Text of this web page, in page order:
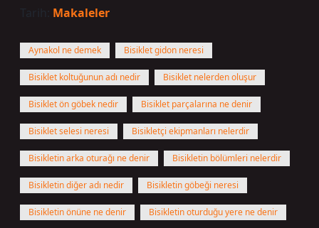
Tarih: Makaleler
Aynakol ne demek Bisiklet gidon neresi
Bisiklet koltuğunun adı nedir Bisiklet nelerden oluşur
Bisiklet ön göbek nedir Bisiklet parçalarına ne denir
Bisiklet selesi neresi Bisikletçi ekipmanları nelerdir
Bisikletin arka oturağı ne denir Bisikletin bölümleri nelerdir
Bisikletin diğer adı nedir Bisikletin göbeği neresi
Bisikletin önüne ne denir Bisikletin oturduğu yere ne denir